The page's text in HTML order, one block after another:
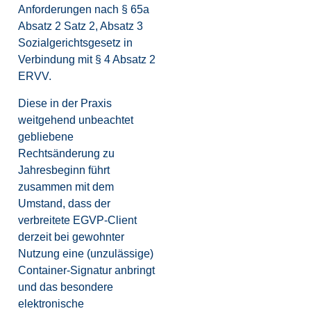
Anforderungen nach § 65a
Absatz 2 Satz 2, Absatz 3
Sozialgerichtsgesetz in
Verbindung mit § 4 Absatz 2
ERVV.
Diese in der Praxis
weitgehend unbeachtet
gebliebene
Rechtsänderung zu
Jahresbeginn führt
zusammen mit dem
Umstand, dass der
verbreitete EGVP-Client
derzeit bei gewohnter
Nutzung eine (unzulässige)
Container-Signatur anbringt
und das besondere
elektronische